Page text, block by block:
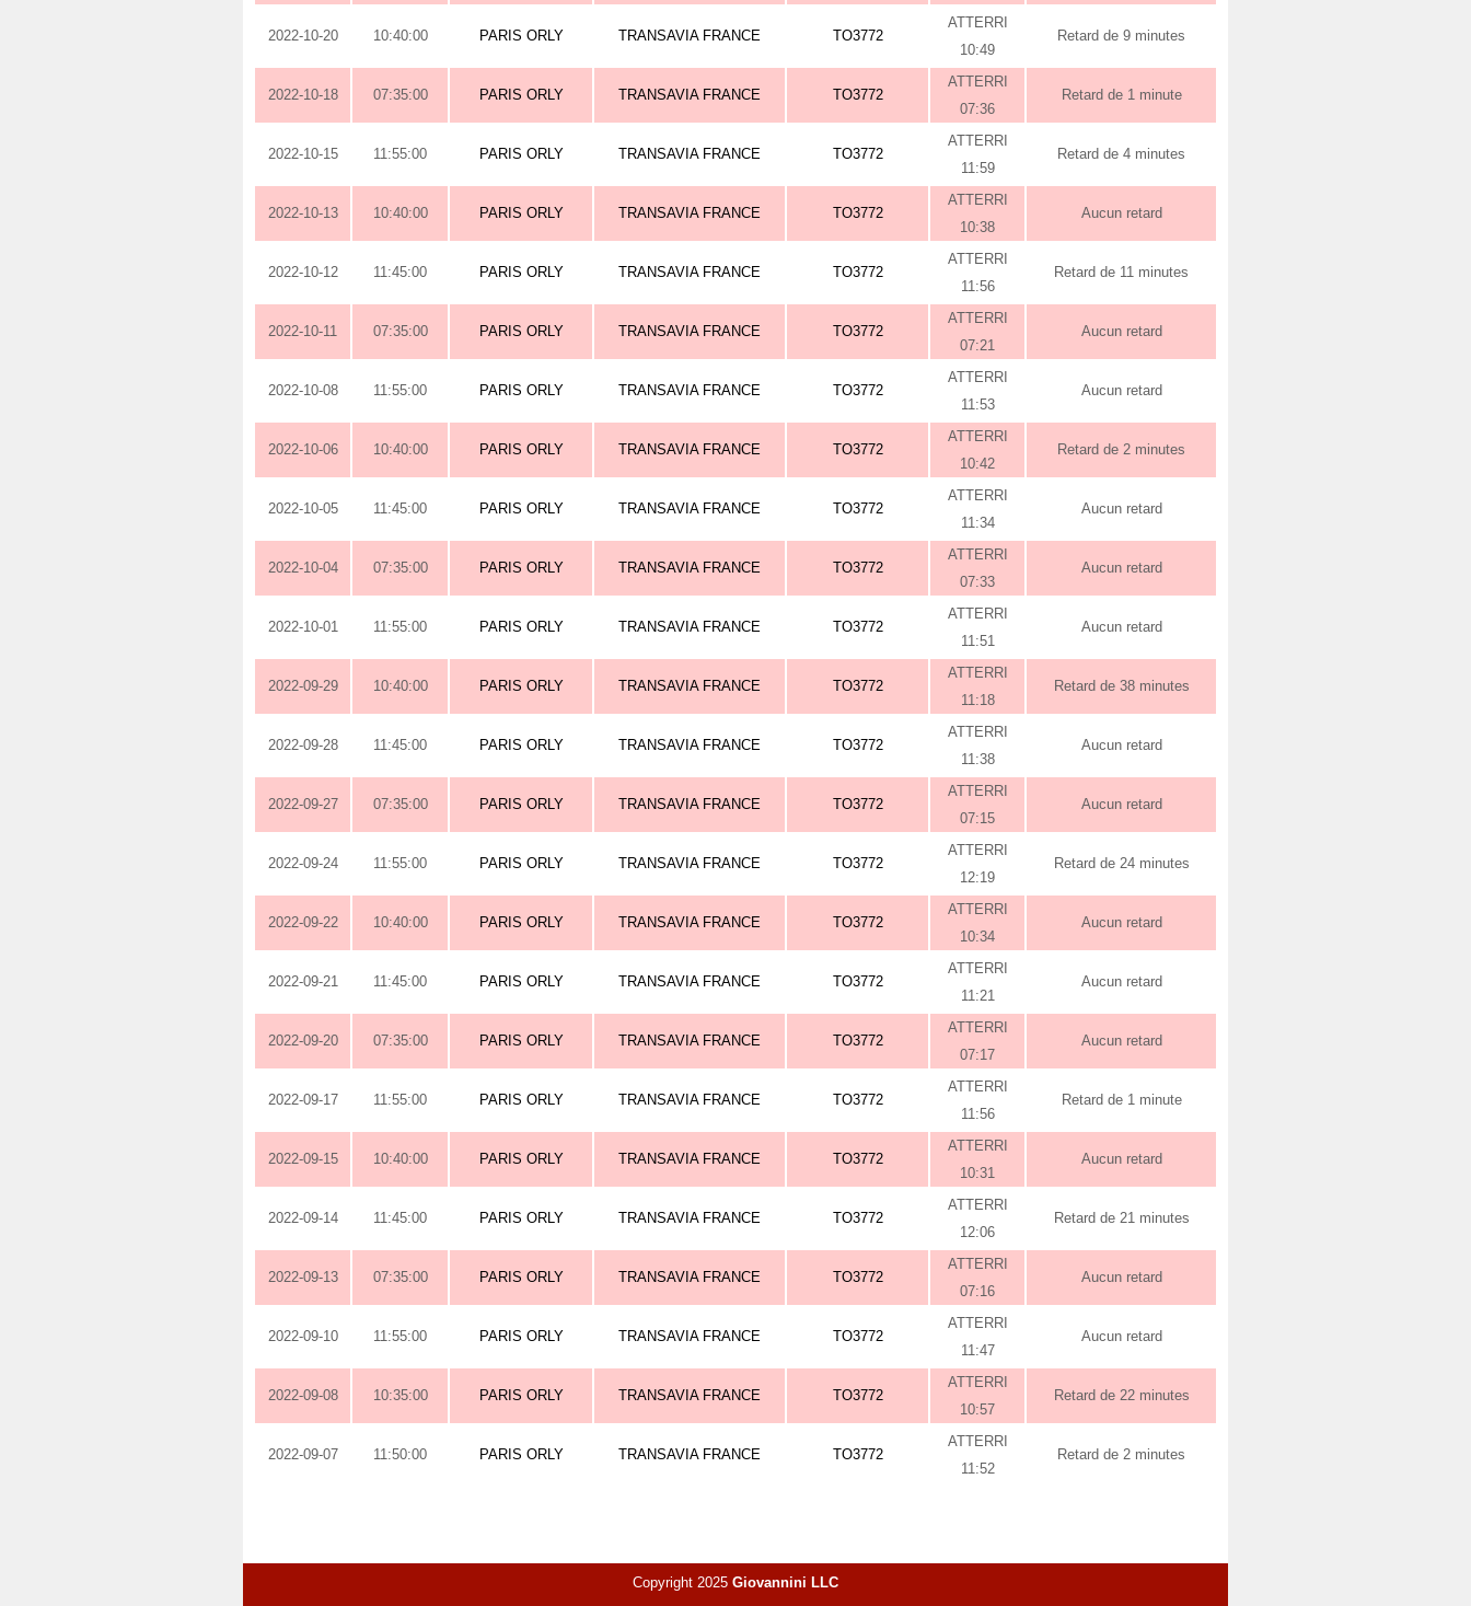
2022-10-20 10:40:00 PARIS ORLY TRANSAVIA FRANCE TO3772
ATTERRI
10:49
Retard de 9 minutes
2022-10-18 07:35:00 PARIS ORLY TRANSAVIA FRANCE TO3772
ATTERRI
07:36
Retard de 1 minute
2022-10-15 11:55:00 PARIS ORLY TRANSAVIA FRANCE TO3772
ATTERRI
11:59
Retard de 4 minutes
2022-10-13 10:40:00 PARIS ORLY TRANSAVIA FRANCE TO3772
ATTERRI
10:38
Aucun retard
2022-10-12 11:45:00 PARIS ORLY TRANSAVIA FRANCE TO3772
ATTERRI
11:56
Retard de 11 minutes
2022-10-11 07:35:00 PARIS ORLY TRANSAVIA FRANCE TO3772
ATTERRI
07:21
Aucun retard
2022-10-08 11:55:00 PARIS ORLY TRANSAVIA FRANCE TO3772
ATTERRI
11:53
Aucun retard
2022-10-06 10:40:00 PARIS ORLY TRANSAVIA FRANCE TO3772
ATTERRI
10:42
Retard de 2 minutes
2022-10-05 11:45:00 PARIS ORLY TRANSAVIA FRANCE TO3772
ATTERRI
11:34
Aucun retard
2022-10-04 07:35:00 PARIS ORLY TRANSAVIA FRANCE TO3772
ATTERRI
07:33
Aucun retard
2022-10-01 11:55:00 PARIS ORLY TRANSAVIA FRANCE TO3772
ATTERRI
11:51
Aucun retard
2022-09-29 10:40:00 PARIS ORLY TRANSAVIA FRANCE TO3772
ATTERRI
11:18
Retard de 38 minutes
2022-09-28 11:45:00 PARIS ORLY TRANSAVIA FRANCE TO3772
ATTERRI
11:38
Aucun retard
2022-09-27 07:35:00 PARIS ORLY TRANSAVIA FRANCE TO3772
ATTERRI
07:15
Aucun retard
2022-09-24 11:55:00 PARIS ORLY TRANSAVIA FRANCE TO3772
ATTERRI
12:19
Retard de 24 minutes
2022-09-22 10:40:00 PARIS ORLY TRANSAVIA FRANCE TO3772
ATTERRI
10:34
Aucun retard
2022-09-21 11:45:00 PARIS ORLY TRANSAVIA FRANCE TO3772
ATTERRI
11:21
Aucun retard
2022-09-20 07:35:00 PARIS ORLY TRANSAVIA FRANCE TO3772
ATTERRI
07:17
Aucun retard
2022-09-17 11:55:00 PARIS ORLY TRANSAVIA FRANCE TO3772
ATTERRI
11:56
Retard de 1 minute
2022-09-15 10:40:00 PARIS ORLY TRANSAVIA FRANCE TO3772
ATTERRI
10:31
Aucun retard
2022-09-14 11:45:00 PARIS ORLY TRANSAVIA FRANCE TO3772
ATTERRI
12:06
Retard de 21 minutes
2022-09-13 07:35:00 PARIS ORLY TRANSAVIA FRANCE TO3772
ATTERRI
07:16
Aucun retard
2022-09-10 11:55:00 PARIS ORLY TRANSAVIA FRANCE TO3772
ATTERRI
11:47
Aucun retard
2022-09-08 10:35:00 PARIS ORLY TRANSAVIA FRANCE TO3772
ATTERRI
10:57
Retard de 22 minutes
2022-09-07 11:50:00 PARIS ORLY TRANSAVIA FRANCE TO3772
ATTERRI
11:52
Retard de 2 minutes
Copyright 2025 Giovannini LLC